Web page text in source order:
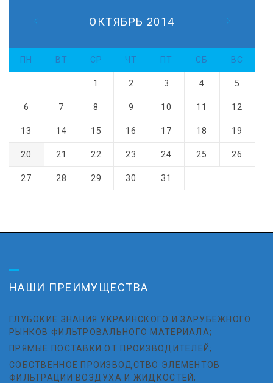
ОКТЯБРЬ 2014
ПН ВТ СР ЧТ ПТ СБ ВС
1 2 3 4 5
6 7 8 9 10 11 12
13 14 15 16 17 18 19
20 21 22 23 24 25 26
27 28 29 30 31
НАШИ ПРЕИМУЩЕСТВА
ГЛУБОКИЕ ЗНАНИЯ УКРАИНСКОГО И ЗАРУБЕЖНОГО
РЫНКОВ ФИЛЬТРОВАЛЬНОГО МАТЕРИАЛА;
ПРЯМЫЕ ПОСТАВКИ ОТ ПРОИЗВОДИТЕЛЕЙ;
СОБСТВЕННОЕ ПРОИЗВОДСТВО ЭЛЕМЕНТОВ
ФИЛЬТРАЦИИ ВОЗДУХА И ЖИДКОСТЕЙ;